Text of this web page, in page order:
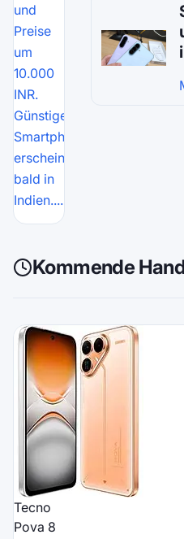
und
Preise
um
10.000
INR.
Günstiges
Smartphone
erscheint
bald in
Indien....
Kommende
Tecno
Pova 8